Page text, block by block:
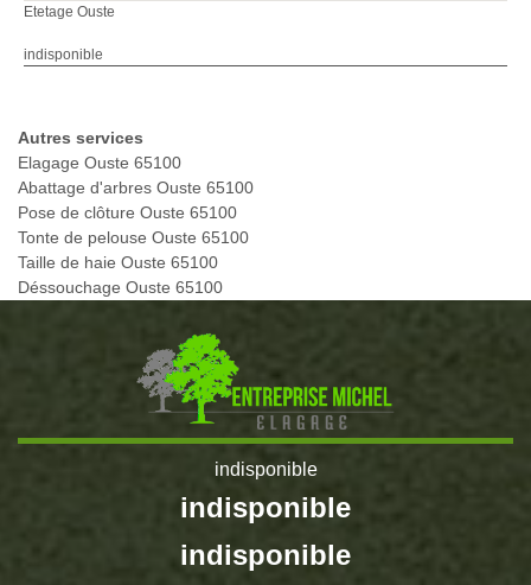
Etetage Ouste
indisponible
Autres services
Elagage Ouste 65100
Abattage d'arbres Ouste 65100
Pose de clôture Ouste 65100
Tonte de pelouse Ouste 65100
Taille de haie Ouste 65100
Déssouchage Ouste 65100
indisponible
indisponible
indisponible